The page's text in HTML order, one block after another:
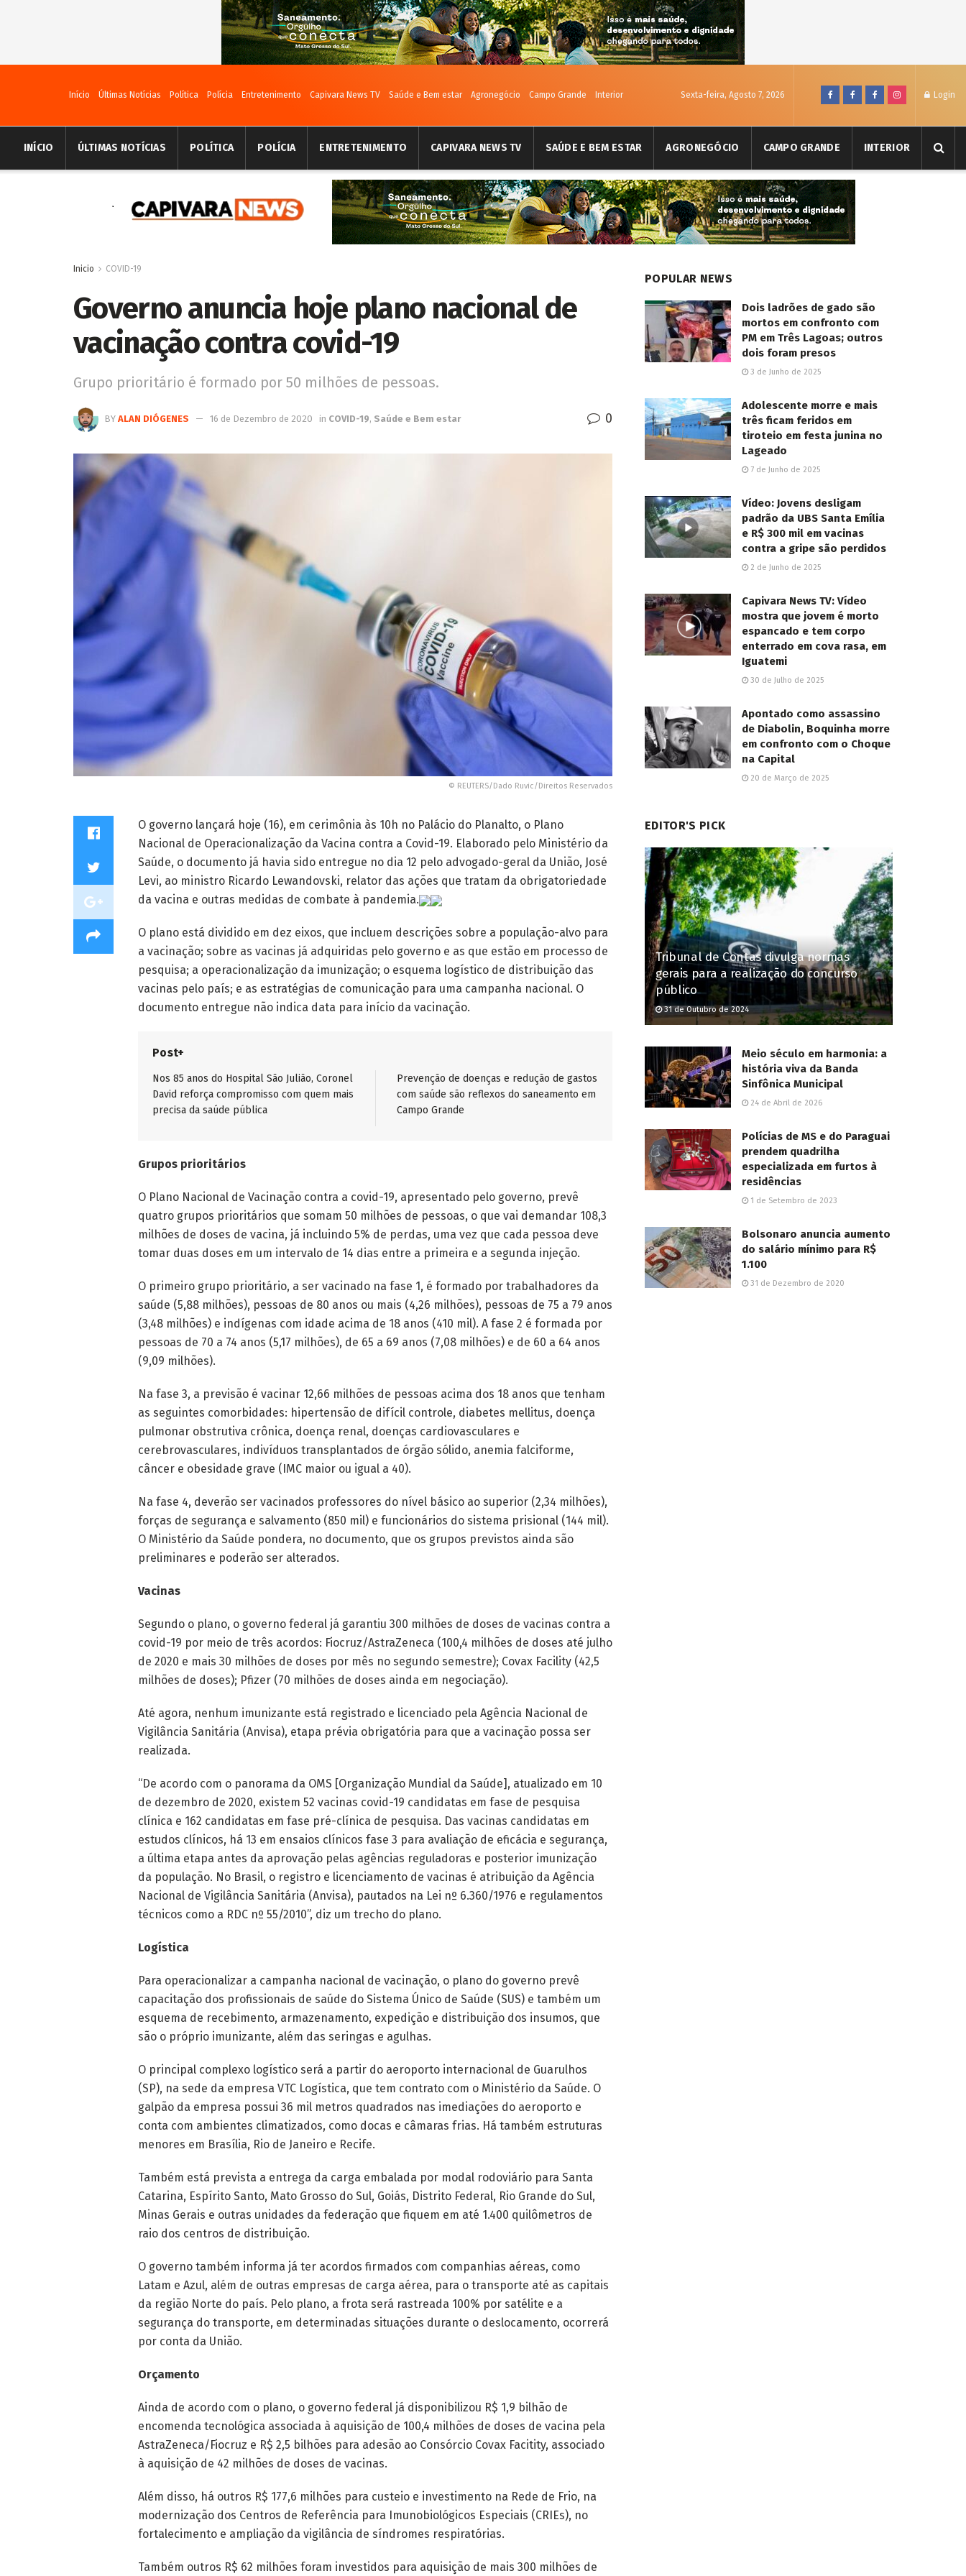
Início Últimas Notícias Política Polícia Entretenimento Capivara News TV Saúde e Bem estar Agronegócio Campo Grande Interior Sexta-feira, Agosto 7, 2026 Login
INÍCIO ÚLTIMAS NOTÍCIAS POLÍTICA POLÍCIA ENTRETENIMENTO CAPIVARA NEWS TV SAÚDE E BEM ESTAR AGRONEGÓCIO CAMPO GRANDE INTERIOR
Inicio COVID-19
Governo anuncia hoje plano nacional de
vacinação contra covid-19
Grupo prioritário é formado por 50 milhões de pessoas.
BY ALAN DIÓGENES 16 de Dezembro de 2020 in COVID-19, Saúde e Bem estar 0
© REUTERS/Dado Ruvic/Direitos Reservados
O governo lançará hoje (16), em cerimônia às 10h no Palácio do Planalto, o Plano
Nacional de Operacionalização da Vacina contra a Covid-19. Elaborado pelo Ministério da
Saúde, o documento já havia sido entregue no dia 12 pelo advogado-geral da União, José
Levi, ao ministro Ricardo Lewandovski, relator das ações que tratam da obrigatoriedade
da vacina e outras medidas de combate à pandemia.
O plano está dividido em dez eixos, que incluem descrições sobre a população-alvo para
a vacinação; sobre as vacinas já adquiridas pelo governo e as que estão em processo de
pesquisa; a operacionalização da imunização; o esquema logístico de distribuição das
vacinas pelo país; e as estratégias de comunicação para uma campanha nacional. O
documento entregue não indica data para início da vacinação.
Post+
Nos 85 anos do Hospital São Julião, Coronel
David reforça compromisso com quem mais
precisa da saúde pública
Prevenção de doenças e redução de gastos
com saúde são reflexos do saneamento em
Campo Grande
Grupos prioritários
O Plano Nacional de Vacinação contra a covid-19, apresentado pelo governo, prevê
quatro grupos prioritários que somam 50 milhões de pessoas, o que vai demandar 108,3
milhões de doses de vacina, já incluindo 5% de perdas, uma vez que cada pessoa deve
tomar duas doses em um intervalo de 14 dias entre a primeira e a segunda injeção.
O primeiro grupo prioritário, a ser vacinado na fase 1, é formado por trabalhadores da
saúde (5,88 milhões), pessoas de 80 anos ou mais (4,26 milhões), pessoas de 75 a 79 anos
(3,48 milhões) e indígenas com idade acima de 18 anos (410 mil). A fase 2 é formada por
pessoas de 70 a 74 anos (5,17 milhões), de 65 a 69 anos (7,08 milhões) e de 60 a 64 anos
(9,09 milhões).
Na fase 3, a previsão é vacinar 12,66 milhões de pessoas acima dos 18 anos que tenham
as seguintes comorbidades: hipertensão de difícil controle, diabetes mellitus, doença
pulmonar obstrutiva crônica, doença renal, doenças cardiovasculares e
cerebrovasculares, indivíduos transplantados de órgão sólido, anemia falciforme,
câncer e obesidade grave (IMC maior ou igual a 40).
Na fase 4, deverão ser vacinados professores do nível básico ao superior (2,34 milhões),
forças de segurança e salvamento (850 mil) e funcionários do sistema prisional (144 mil).
O Ministério da Saúde pondera, no documento, que os grupos previstos ainda são
preliminares e poderão ser alterados.
Vacinas
Segundo o plano, o governo federal já garantiu 300 milhões de doses de vacinas contra a
covid-19 por meio de três acordos: Fiocruz/AstraZeneca (100,4 milhões de doses até julho
de 2020 e mais 30 milhões de doses por mês no segundo semestre); Covax Facility (42,5
milhões de doses); Pfizer (70 milhões de doses ainda em negociação).
Até agora, nenhum imunizante está registrado e licenciado pela Agência Nacional de
Vigilância Sanitária (Anvisa), etapa prévia obrigatória para que a vacinação possa ser
realizada.
“De acordo com o panorama da OMS [Organização Mundial da Saúde], atualizado em 10
de dezembro de 2020, existem 52 vacinas covid-19 candidatas em fase de pesquisa
clínica e 162 candidatas em fase pré-clínica de pesquisa. Das vacinas candidatas em
estudos clínicos, há 13 em ensaios clínicos fase 3 para avaliação de eficácia e segurança,
a última etapa antes da aprovação pelas agências reguladoras e posterior imunização
da população. No Brasil, o registro e licenciamento de vacinas é atribuição da Agência
Nacional de Vigilância Sanitária (Anvisa), pautados na Lei nº 6.360/1976 e regulamentos
técnicos como a RDC nº 55/2010”, diz um trecho do plano.
Logística
Para operacionalizar a campanha nacional de vacinação, o plano do governo prevê
capacitação dos profissionais de saúde do Sistema Único de Saúde (SUS) e também um
esquema de recebimento, armazenamento, expedição e distribuição dos insumos, que
são o próprio imunizante, além das seringas e agulhas.
O principal complexo logístico será a partir do aeroporto internacional de Guarulhos
(SP), na sede da empresa VTC Logística, que tem contrato com o Ministério da Saúde. O
galpão da empresa possui 36 mil metros quadrados nas imediações do aeroporto e
conta com ambientes climatizados, como docas e câmaras frias. Há também estruturas
menores em Brasília, Rio de Janeiro e Recife.
Também está prevista a entrega da carga embalada por modal rodoviário para Santa
Catarina, Espírito Santo, Mato Grosso do Sul, Goiás, Distrito Federal, Rio Grande do Sul,
Minas Gerais e outras unidades da federação que fiquem em até 1.400 quilômetros de
raio dos centros de distribuição.
O governo também informa já ter acordos firmados com companhias aéreas, como
Latam e Azul, além de outras empresas de carga aérea, para o transporte até as capitais
da região Norte do país. Pelo plano, a frota será rastreada 100% por satélite e a
segurança do transporte, em determinadas situações durante o deslocamento, ocorrerá
por conta da União.
Orçamento
Ainda de acordo com o plano, o governo federal já disponibilizou R$ 1,9 bilhão de
encomenda tecnológica associada à aquisição de 100,4 milhões de doses de vacina pela
AstraZeneca/Fiocruz e R$ 2,5 bilhões para adesão ao Consórcio Covax Facitity, associado
à aquisição de 42 milhões de doses de vacinas.
Além disso, há outros R$ 177,6 milhões para custeio e investimento na Rede de Frio, na
modernização dos Centros de Referência para Imunobiológicos Especiais (CRIEs), no
fortalecimento e ampliação da vigilância de síndromes respiratórias.
Também outros R$ 62 milhões foram investidos para aquisição de mais 300 milhões de
POPULAR NEWS
Dois ladrões de gado são
mortos em confronto com
PM em Três Lagoas; outros
dois foram presos
3 de Junho de 2025
Adolescente morre e mais
três ficam feridos em
tiroteio em festa junina no
Lageado
7 de Junho de 2025
Vídeo: Jovens desligam
padrão da UBS Santa Emília
e R$ 300 mil em vacinas
contra a gripe são perdidos
2 de Junho de 2025
Capivara News TV: Vídeo
mostra que jovem é morto
espancado e tem corpo
enterrado em cova rasa, em
Iguatemi
30 de Julho de 2025
Apontado como assassino
de Diabolin, Boquinha morre
em confronto com o Choque
na Capital
20 de Março de 2025
EDITOR'S PICK
Tribunal de Contas divulga normas
gerais para a realização do concurso
público
31 de Outubro de 2024
Meio século em harmonia: a
história viva da Banda
Sinfônica Municipal
24 de Abril de 2026
Polícias de MS e do Paraguai
prendem quadrilha
especializada em furtos à
residências
1 de Setembro de 2023
Bolsonaro anuncia aumento
do salário mínimo para R$
1.100
31 de Dezembro de 2020